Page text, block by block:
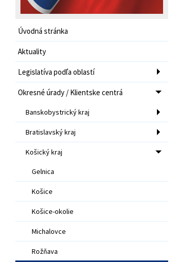
Úvodná stránka
Aktuality
Legislatíva podľa oblastí
Okresné úrady / Klientske centrá
Banskobystrický kraj
Bratislavský kraj
Košický kraj
Gelnica
Košice
Košice-okolie
Michalovce
Rožňava